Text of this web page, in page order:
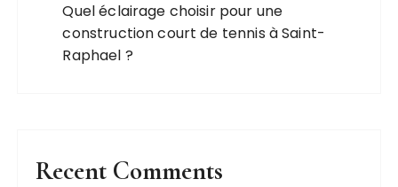
Quel éclairage choisir pour une
construction court de tennis à Saint-
Raphael ?
Recent Comments